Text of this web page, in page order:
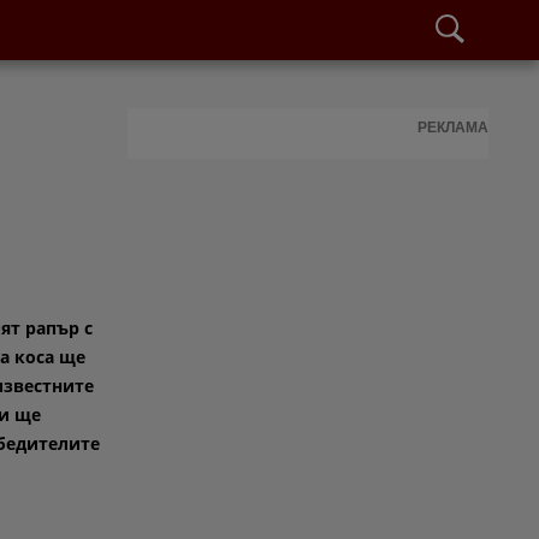
рапър с
коса ще
ще
РЕКЛАМА